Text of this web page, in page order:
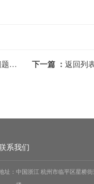
FANNAL开展8D系统培训，提升问题处理能力 下一篇 ：返回列
系我们
址： 中国浙江 杭州市临平区星桥